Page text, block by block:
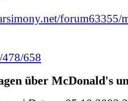
forum63355/
658
über McDonald's